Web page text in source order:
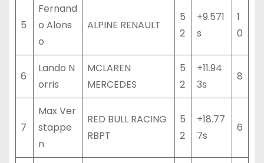
5
Fernand
o Alons
o
ALPINE RENAULT
5
2
+9.571
s
1
0
6
Lando N
orris
MCLAREN
MERCEDES
5
2
+11.94
3s
8
7
Max Ver
stappe
n
RED BULL RACING
RBPT
5
2
+18.77
7s
6